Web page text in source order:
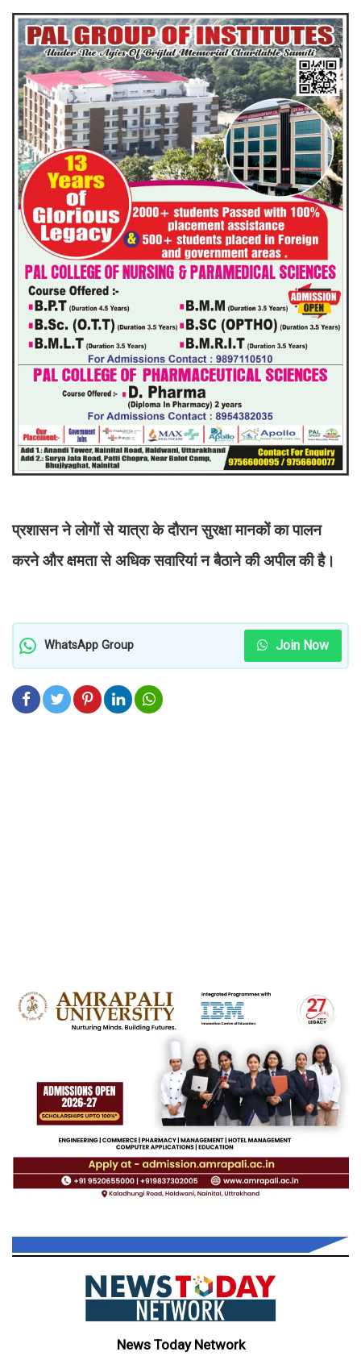
प्रशासन ने लोगों से यात्रा के दौरान सुरक्षा मानकों का पालन
करने और क्षमता से अधिक सवारियां न बैठाने की अपील की है।
WhatsApp Group Join Now
News Today Network